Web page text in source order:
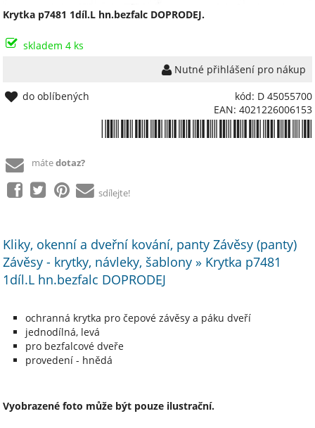
Krytka p7481 1díl.L hn.bezfalc DOPRODEJ.
skladem 4 ks
Nutné přihlášení pro nákup
kód: D 45055700
EAN: 4021226006153
do oblíbených
mátedotaz?
sdílejte!
Kliky, okenní a dveřní kování, panty Závěsy (panty)
Závěsy - krytky, návleky, šablony » Krytka p7481
1díl.L hn.bezfalc DOPRODEJ
ochranná krytka pro čepové závěsy a páku dveří
jednodílná, levá
pro bezfalcové dveře
provedení - hnědá
Vyobrazené foto může být pouze ilustrační.